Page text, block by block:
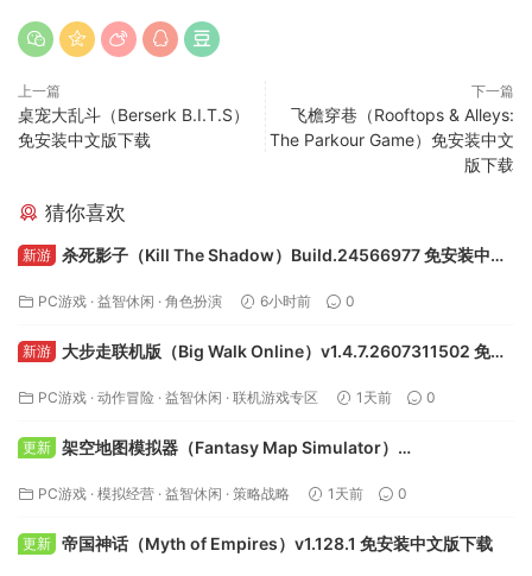
上一篇
桌宠大乱斗（Berserk B.I.T.S）
免安装中文版下载
下一篇
飞檐穿巷（Rooftops & Alleys:
The Parkour Game）免安装中文
版下载
猜你喜欢
新游 杀死影子（Kill The Shadow）Build.24566977 免安装中文
PC游戏 · 益智休闲 · 角色扮演 6小时前 0
新游
大步走联机版（Big Walk Online）v1.4.7.2607311502 免安
PC游戏 · 动作冒险 · 益智休闲 · 联机游戏专区 1天前 0
更新 架空地图模拟器（Fantasy Map Simulator）
PC游戏 · 模拟经营 · 益智休闲 · 策略战略 1天前 0
更新 帝国神话（Myth of Empires）v1.128.1 免安装中文版下载